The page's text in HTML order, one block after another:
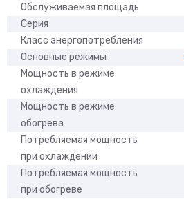
Обслуживаемая площадь
Серия
Класс энергопотребления
Основные режимы
Мощность в режиме
охлаждения
Мощность в режиме
обогрева
Потребляемая мощность
при охлаждении
Потребляемая мощность
при обогреве